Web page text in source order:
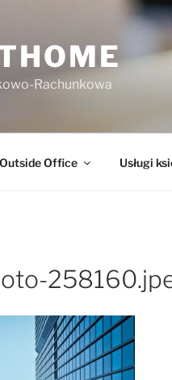
Rachunkowa
Outside Office Usługi